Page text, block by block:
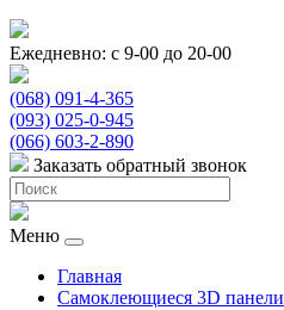
Ежедневно: с 9-00 до 20-00
(068) 091-4-365
(093) 025-0-945
(066) 603-2-890
Заказать обратный звонок
Меню
Главная
Самоклеющиеся 3D панели